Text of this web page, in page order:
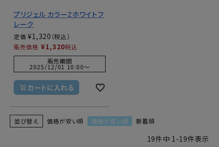
プリジェル カラーZホワイトフ
レーク
定価 ¥1,320
販売価格 ¥1,320税込
販売期間
2025/12/01 10:00〜
カートに入れる
並び替え 価格が安い順 価格が高い順 新着順
19件中 1-19件表示